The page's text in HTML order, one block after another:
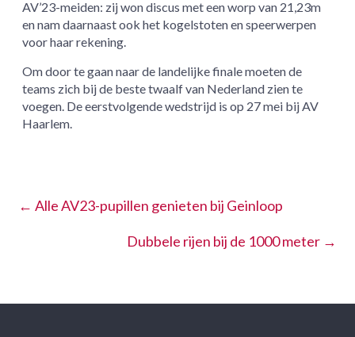
AV’23-meiden: zij won discus met een worp van 21,23m
en nam daarnaast ook het kogelstoten en speerwerpen
voor haar rekening.
Om door te gaan naar de landelijke finale moeten de
teams zich bij de beste twaalf van Nederland zien te
voegen. De eerstvolgende wedstrijd is op 27 mei bij AV
Haarlem.
← Alle AV23-pupillen genieten bij Geinloop
Dubbele rijen bij de 1000 meter →